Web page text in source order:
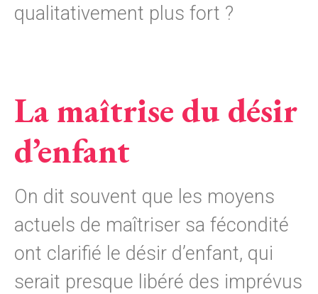
qualitativement plus fort ?
La maîtrise du désir
d’enfant
On dit souvent que les moyens
actuels de maîtriser sa fécondité
ont clarifié le désir d’enfant, qui
serait presque libéré des imprévus